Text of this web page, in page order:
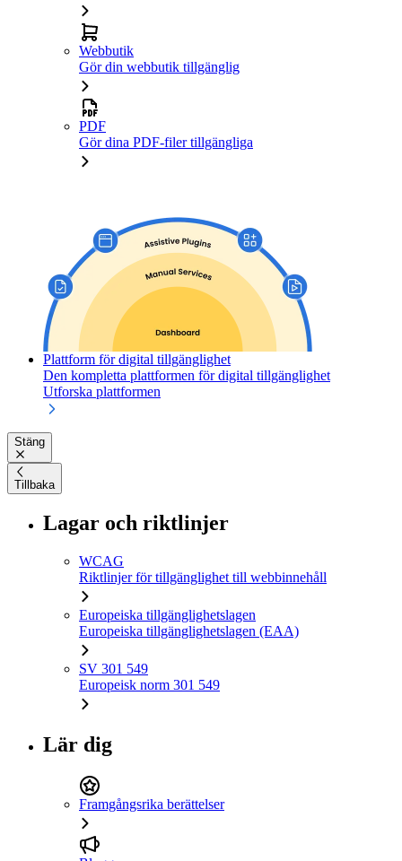
Webbutik
Gör din webbutik tillgänglig
PDF
Gör dina PDF-filer tillgängliga
Plattform för digital tillgänglighet
Den kompletta plattformen för digital tillgänglighet
Utforska plattformen
Stäng
Tillbaka
Lagar och riktlinjer
WCAG
Riktlinjer för tillgänglighet till webbinnehåll
Europeiska tillgänglighetslagen
Europeiska tillgänglighetslagen (EAA)
SV 301 549
Europeisk norm 301 549
Lär dig
Framgångsrika berättelser